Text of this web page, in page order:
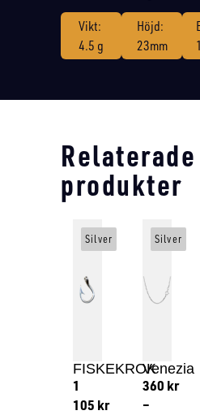
Vikt:
4.5 g
Höjd:
23mm
Relaterade
produkter
FISKEKROK
1
105 kr
Silver
Venezia
360 kr
–
Silver